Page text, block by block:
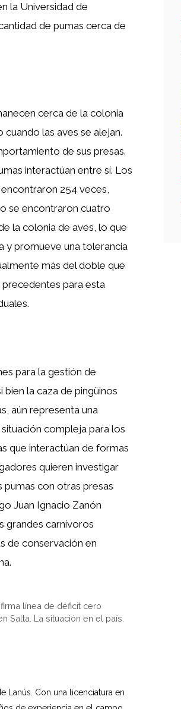
la Universidad de
de pumas cerca de
cerca de la colonia
las aves se alejan.
de sus presas.
interactúan entre sí. Los
254 veces,
se encontraron cuatro
la colonia de aves, lo que
y promueve una tolerancia
más del doble que
para esta
para la gestión de
la caza de pingüinos
aún representa una
compleja para los
que interactúan de formas
quieren investigar
con otras presas
Juan Ignacio Zanón
grandes carnívoros
de conservación en
línea de déficit cero
Salta. La situación en el país.
Lanús. Con una licenciatura en